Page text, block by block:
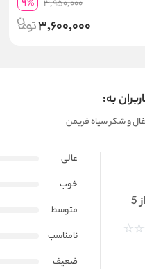
3,950,000
%
3,600,000
به:
و شکر سیاه فریمن
از 5
عالی
خوب
متوسط
نامناسب
ضعیف